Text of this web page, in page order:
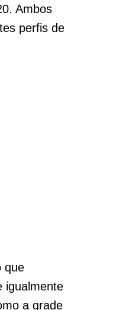
Ambos
perfis de
que
igualmente
a grade